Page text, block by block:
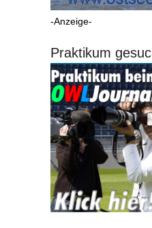
-Anzeige-
Praktikum